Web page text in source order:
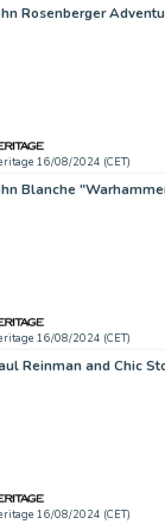
16/08/2024 (CET)
16/08/2024 (CET)
16/08/2024 (CET)